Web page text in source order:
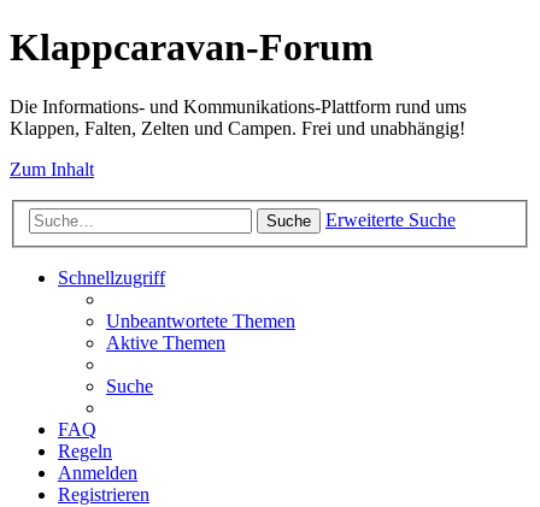
Klappcaravan-Forum
Die Informations- und Kommunikations-Plattform rund ums
Klappen, Falten, Zelten und Campen. Frei und unabhängig!
Zum Inhalt
Suche Erweiterte Suche
Schnellzugriff
Unbeantwortete Themen
Aktive Themen
Suche
FAQ
Regeln
Anmelden
Registrieren